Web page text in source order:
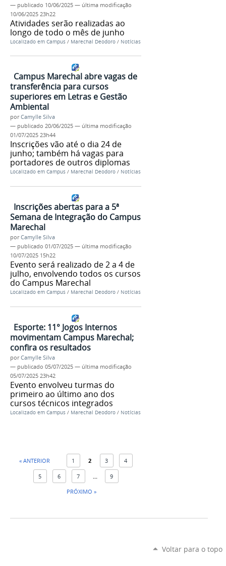
— publicado 10/06/2025 — última modificação
10/06/2025 23h22
Atividades serão realizadas ao
longo de todo o mês de junho
Localizado em Campus / Marechal Deodoro / Notícias
Campus Marechal abre vagas de
transferência para cursos
superiores em Letras e Gestão
Ambiental
porCamylle Silva
— publicado 20/06/2025 — última modificação
01/07/2025 23h44
Inscrições vão até o dia 24 de
junho; também há vagas para
portadores de outros diplomas
Localizado em Campus / Marechal Deodoro / Notícias
Inscrições abertas para a 5ª
Semana de Integração do Campus
Marechal
porCamylle Silva
— publicado 01/07/2025 — última modificação
10/07/2025 15h22
Evento será realizado de 2 a 4 de
julho, envolvendo todos os cursos
do Campus Marechal
Localizado em Campus / Marechal Deodoro / Notícias
Esporte: 11° Jogos Internos
movimentam Campus Marechal;
confira os resultados
porCamylle Silva
— publicado 05/07/2025 — última modificação
05/07/2025 23h42
Evento envolveu turmas do
primeiro ao último ano dos
cursos técnicos integrados
Localizado em Campus / Marechal Deodoro / Notícias
« ANTERIOR 1 2 3 4
5 6 7
9
PRÓXIMO »
Voltar para o topo